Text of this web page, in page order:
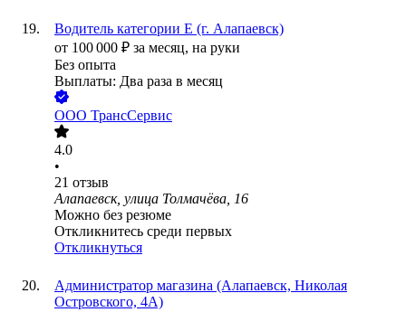
Водитель категории Е (г. Алапаевск)
от 100 000 ₽ за месяц, на руки
Без опыта
Выплаты: Два раза в месяц
ООО ТрансСервис
4.0
•
21 отзыв
Алапаевск, улица Толмачёва, 16
Можно без резюме
Откликнитесь среди первых
Откликнуться
Администратор магазина (Алапаевск, Николая
Островского, 4А)